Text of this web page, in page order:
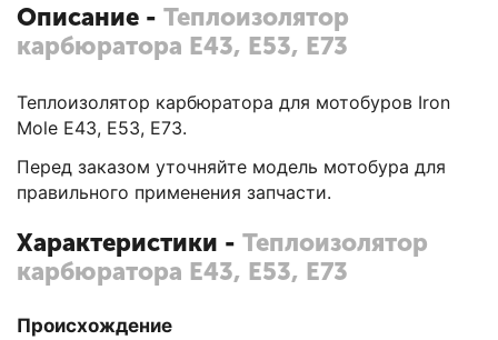
Описание - Теплоизолятор
карбюратора Е43, Е53, Е73
Теплоизолятор карбюратора для мотобуров Iron
Mole Е43, Е53, Е73.
Перед заказом уточняйте модель мотобура для
правильного применения запчасти.
Характеристики - Теплоизолятор
карбюратора Е43, Е53, Е73
Происхождение